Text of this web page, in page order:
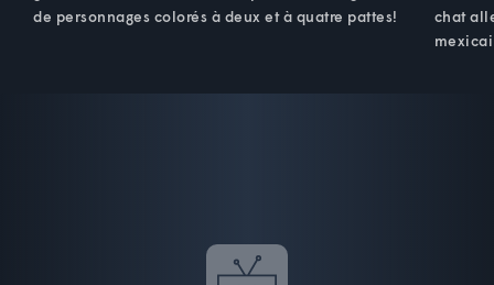
de personnages colorés à deux et à quatre pattes!
chat